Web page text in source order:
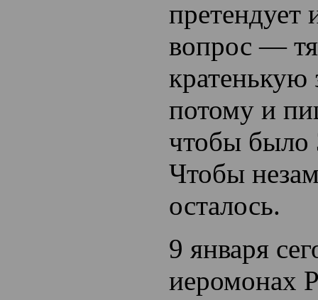
претендует
вопрос —
кратенькую
потому и
чтобы
Чтобы
осталось.
9 января
иеромонах